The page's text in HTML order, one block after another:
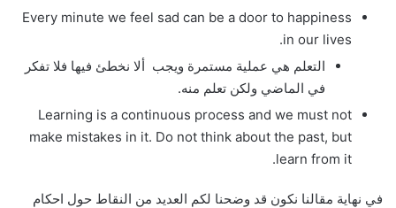
Every minute we feel sad can be a door to happiness
in our lives.
التعلم هي عملية مستمرة ويجب ألا نخطئ فيها فلا تفكر
في الماضي ولكن تعلم منه.
Learning is a continuous process and we must not
make mistakes in it. Do not think about the past, but
learn from it.
في نهاية مقالنا نكون قد وضحنا لكم العديد من النقاط حول احكام